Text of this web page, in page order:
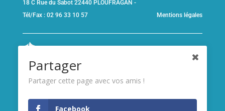
18 C Rue du Sabot 22440 PLOUFRAGAN -
Tél/Fax : 02 96 33 10 57
Mentions légales
Brieucet adhérent de l’association
France Nature
Partager
Partager cette page avec vos amis !
Facebook